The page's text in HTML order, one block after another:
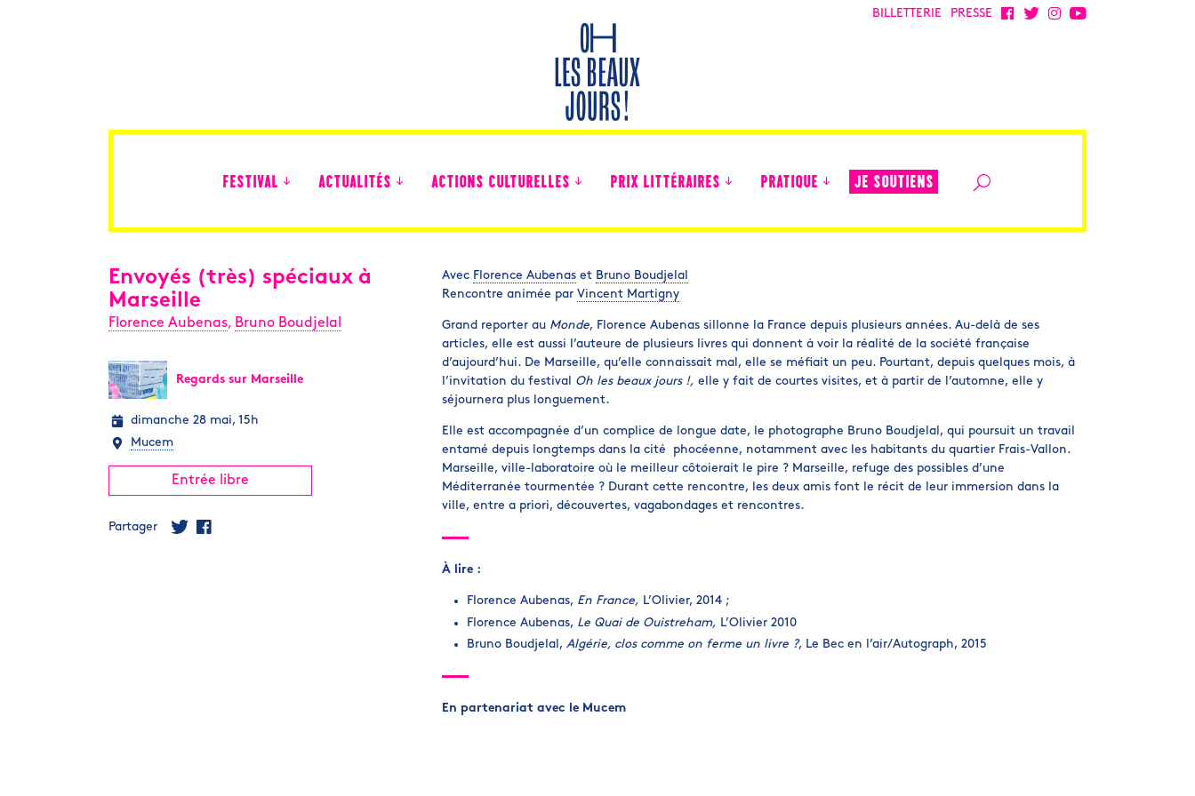
BILLETTERIE PRESSE
FESTIVAL ACTUALITÉS ACTIONS CULTURELLES
Des nouvelles des collégiens
PRIX LITTÉRAIRES PRATIQUE JE SOUTIENS
Envoyés (très) spéciaux à
Marseille
Florence Aubenas, Bruno Boudjelal
Regards sur Marseille
dimanche 28 mai, 15h
Mucem
Entrée libre
Partager
Avec Florence Aubenaset Bruno Boudjelal
Rencontre animée par Vincent Martigny
Grand reporter au Monde, Florence Aubenas sillonne la France depuis plusieurs années. Au-delà de ses
articles, elle est aussi l’auteure de plusieurs livres qui donnent à voir la réalité de la société française
d’aujourd’hui. De Marseille, qu’elle connaissait mal, elle se méfiait un peu. Pourtant, depuis quelques mois, à
l’invitation du festival Oh les beaux jours !, elle y fait de courtes visites, et à partir de l’automne, elle y
séjournera plus longuement.
Elle est accompagnée d’un complice de longue date, le photographe Bruno Boudjelal, qui poursuit un travail
entamé depuis longtemps dans la cité phocéenne, notamment avec les habitants du quartier Frais-Vallon.
Marseille, ville-laboratoire où le meilleur côtoierait le pire ? Marseille, refuge des possibles d’une
Méditerranée tourmentée ? Durant cette rencontre, les deux amis font le récit de leur immersion dans la
ville, entre a priori, découvertes, vagabondages et rencontres.
À lire :
Florence Aubenas, En France, L’Olivier, 2014 ;
Florence Aubenas, Le Quai de Ouistreham, L’Olivier 2010
Bruno Boudjelal, Algérie, clos comme on ferme un livre ?, Le Bec en l’air/Autograph, 2015
En partenariat avec le Mucem